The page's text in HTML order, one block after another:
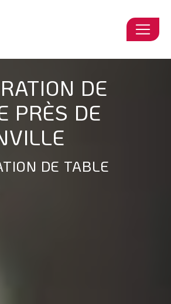
DE
PRÈS DE
DE TABLE